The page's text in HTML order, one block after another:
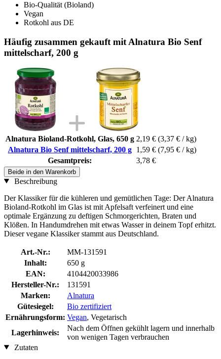
Bio-Qualität (Bioland)
Vegan
Rotkohl aus DE
Häufig zusammen gekauft mit Alnatura Bio Senf
mittelscharf, 200 g
Alnatura Bioland-Rotkohl, Glas, 650 g 2,19 € (3,37 € / kg)
Alnatura Bio Senf mittelscharf, 200 g 1,59 € (7,95 € / kg)
Gesamtpreis:
3,78 €
Beide in den Warenkorb
Beschreibung
Der Klassiker für die kühleren und gemütlichen Tage: Der Alnatura
Bioland-Rotkohl im Glas ist mit Apfelsaft verfeinert und eine
optimale Ergänzung zu deftigen Schmorgerichten, Braten und
Klößen. In Handumdrehen mit etwas Wasser in deinem Topf erhitzt.
Dieser vegane Klassiker stammt aus Deutschland.
Art.-Nr.:
MM-131591
Inhalt:
650 g
EAN:
4104420033986
Hersteller-Nr.:
131591
Marken:
Alnatura
Gütesiegel:
Bio zertifiziert
Ernährungsform: Vegan, Vegetarisch
Lagerhinweis:
Nach dem Öffnen gekühlt lagern und innerhalb
von wenigen Tagen verbrauchen
Zutaten